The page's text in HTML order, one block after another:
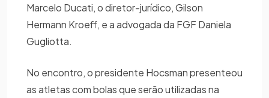
Marcelo Ducati, o diretor-jurídico, Gilson
Hermann Kroeff, e a advogada da FGF Daniela
Gugliotta.
No encontro, o presidente Hocsman presenteou
as atletas com bolas que serão utilizadas na